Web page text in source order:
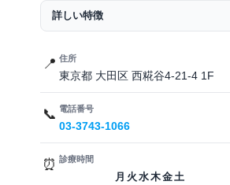
詳しい特徴
📍 住所
東京都 大田区 西糀谷4-21-4 1F
📞 電話番号
03-3743-1066
⏰ 診療時間
月 火 水木金土